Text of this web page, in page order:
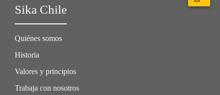
Sika Chile
Quiénes somos
Historia
Valores y principios
Trabaja con nosotros